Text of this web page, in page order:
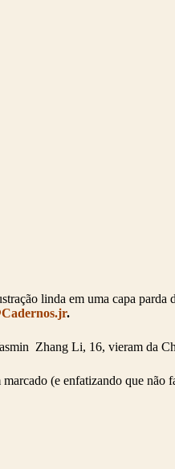
linda em uma capa parda
.
Zhang Li, 16, vieram da
(e enfatizando que não